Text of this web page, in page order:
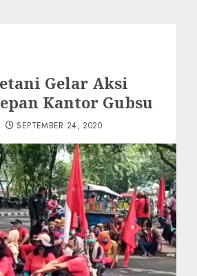
Gelar Aksi
Kantor Gubsu
SEPTEMBER 24, 2020